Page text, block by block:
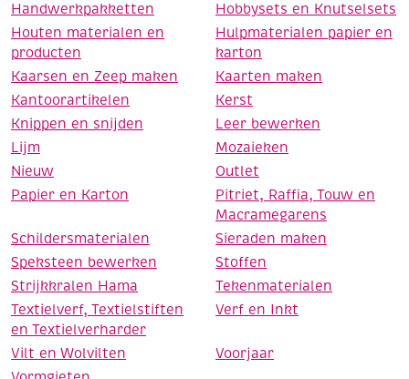
Handwerkpakketten
Hobbysets en Knutselsets
Houten materialen en
producten
Hulpmaterialen papier en
karton
Kaarsen en Zeep maken
Kaarten maken
Kantoorartikelen
Kerst
Knippen en snijden
Leer bewerken
Lijm
Mozaieken
Nieuw
Outlet
Papier en Karton
Pitriet, Raffia, Touw en
Macramegarens
Schildersmaterialen
Sieraden maken
Speksteen bewerken
Stoffen
Strijkkralen Hama
Tekenmaterialen
Textielverf, Textielstiften
en Textielverharder
Verf en Inkt
Vilt en Wolvilten
Voorjaar